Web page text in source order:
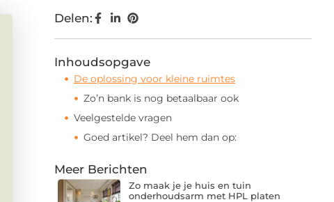
Delen:
Inhoudsopgave
De oplossing voor kleine ruimtes
Zo’n bank is nog betaalbaar ook
Veelgestelde vragen
Goed artikel? Deel hem dan op:
Meer Berichten
Zo maak je je huis en tuin
onderhoudsarm met HPL platen